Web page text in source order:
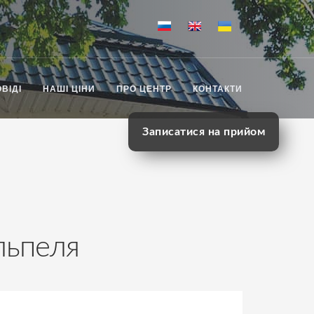
Записатися на прийом
НАШІ ЦІНИ ПРО ЦЕНТР КОНТАКТИ